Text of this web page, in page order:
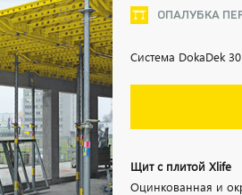
ОПАЛУБКА
Система DokaDek 30
Щит с плитой Xlife
Оцинкованная и